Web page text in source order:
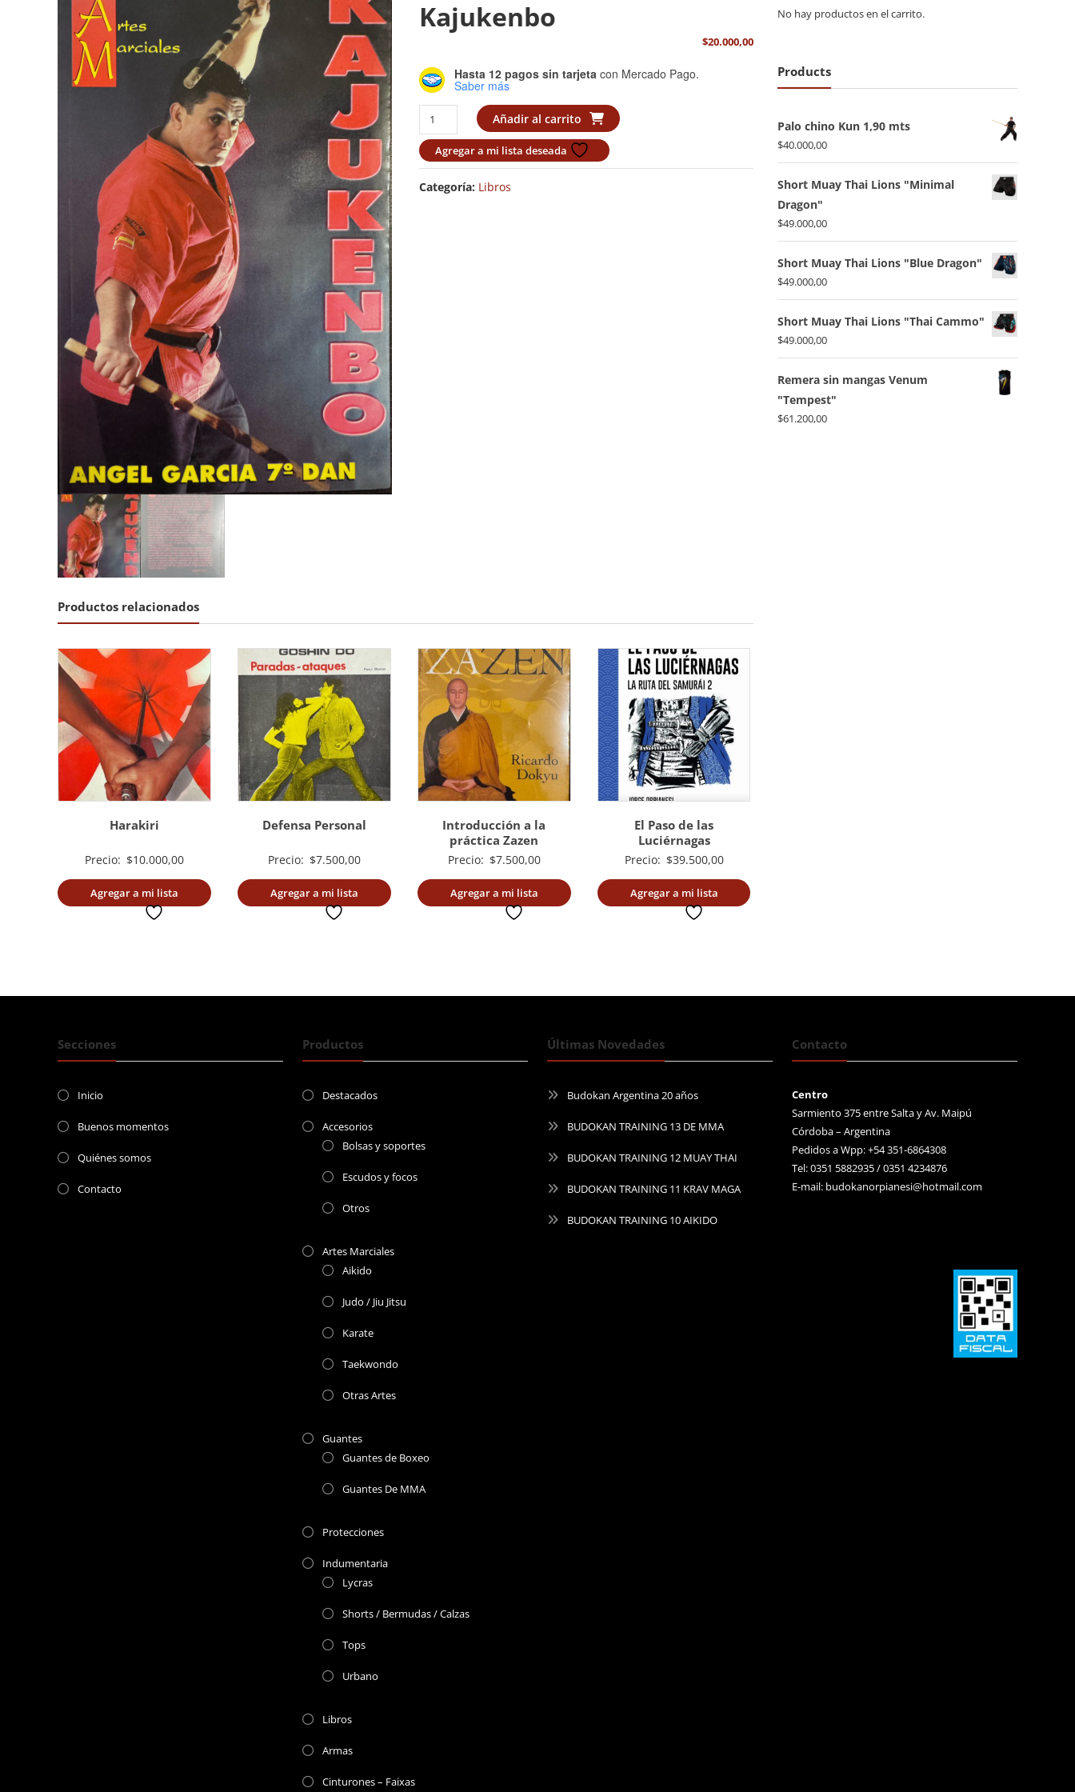
Kajukenbo
$20.000,00
Hasta 12 pagos sin tarjeta con Mercado Pago.
Saber más
Angel
Garcia
Soldado
Kajukenbo
cantidad
Añadir al carrito
Agregar a mi lista deseada
Categoría: Libros
Productos relacionados
Harakiri
Precio: $10.000,00
Agregar a mi lista
Defensa Personal
Precio: $7.500,00
Agregar a mi lista
Introducción a la
práctica Zazen
Precio: $7.500,00
Agregar a mi lista
El Paso de las
Luciérnagas
Precio: $39.500,00
Agregar a mi lista
No hay productos en el carrito.
Products
Palo chino Kun 1,90 mts
$40.000,00
Short Muay Thai Lions "Minimal
Dragon"
$49.000,00
Short Muay Thai Lions "Blue Dragon"
$49.000,00
Short Muay Thai Lions "Thai Cammo"
$49.000,00
Remera sin mangas Venum
"Tempest"
$61.200,00
Secciones
Inicio
Buenos momentos
Quiénes somos
Contacto
Productos
Destacados
Accesorios
Bolsas y soportes
Escudos y focos
Otros
Artes Marciales
Aikido
Judo / Jiu Jitsu
Karate
Taekwondo
Otras Artes
Guantes
Guantes de Boxeo
Guantes De MMA
Protecciones
Indumentaria
Lycras
Shorts / Bermudas / Calzas
Tops
Urbano
Libros
Armas
Cinturones – Faixas
Últimas Novedades
Budokan Argentina 20 años
BUDOKAN TRAINING 13 DE MMA
BUDOKAN TRAINING 12 MUAY THAI
BUDOKAN TRAINING 11 KRAV MAGA
BUDOKAN TRAINING 10 AIKIDO
Contacto
Centro
Sarmiento 375 entre Salta y Av. Maipú
Córdoba – Argentina
Pedidos a Wpp: +54 351-6864308
Tel: 0351 5882935 / 0351 4234876
E-mail: budokanorpianesi@hotmail.com